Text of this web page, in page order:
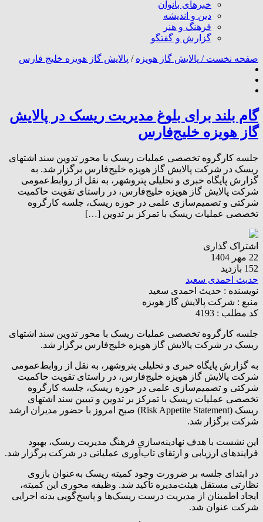
خبرهای بانوان
دین و اندیشه
فرهنگ و هنر
گزارش و گفتگو
صفحه نخست / پالایش گاز هویزه / پالایش گاز هویزه خلیج فارس
گام بلند برای بلوغ مدیریت ریسک در پالایش
گاز هویزه خلیج‌فارس
جلسه کارگروه تخصصی عملیات ریسک با محور تدوین سند اشتهای
ریسک در شرکت پالایش گاز هویزه خلیج‌فارس برگزار شد. به
گزارش پایگاه خبری و تحلیلی پتروشهر، به نقل از روابط‌عمومی
شرکت پالایش گاز هویزه خلیج‌فارس، در راستای تقویت حاکمیت
شرکتی و تصمیم‌سازی علمی در حوزه ریسک، جلسه کارگروه
تخصصی عملیات ریسک با تمرکز بر تدوین […]
اشتراک گذاری
22 مهر 1404
152 بازدید
حدیث احمدی سعید
نویسنده : حدیث احمدی سعید
منبع : شرکت پالایش گاز هویزه
کد مطلب : 4193
جلسه کارگروه تخصصی عملیات ریسک با محور تدوین سند اشتهای
ریسک در شرکت پالایش گاز هویزه خلیج‌فارس برگزار شد.
به گزارش پایگاه خبری و تحلیلی پتروشهر، به نقل از روابط‌عمومی
شرکت پالایش گاز هویزه خلیج‌فارس، در راستای تقویت حاکمیت
شرکتی و تصمیم‌سازی علمی در حوزه ریسک، جلسه کارگروه
تخصصی عملیات ریسک با تمرکز بر تدوین و تبیین سند اشتهای
ریسک (Risk Appetite Statement) صبح امروز با حضور مدیران ارشد
شرکت برگزار شد.
این نشست با هدف نهادینه‌سازی فرهنگ مدیریت ریسک، بهبود
فرایندهای ارزیابی و ارتقای تاب‌آوری عملیاتی در شرکت‌ برگزار شد.
در ابتدای جلسه بر ضرورت وجود کمیته ریسک به‌عنوان بازوی
نظارتی مستقل هیئت‌مدیره تأکید شد. وظیفه محوری این کمیته،
ایجاد اطمینان از مدیریت درست ریسک‌ها و پاسخ‌گویی بدنه اجرایی
شرکت عنوان شد.